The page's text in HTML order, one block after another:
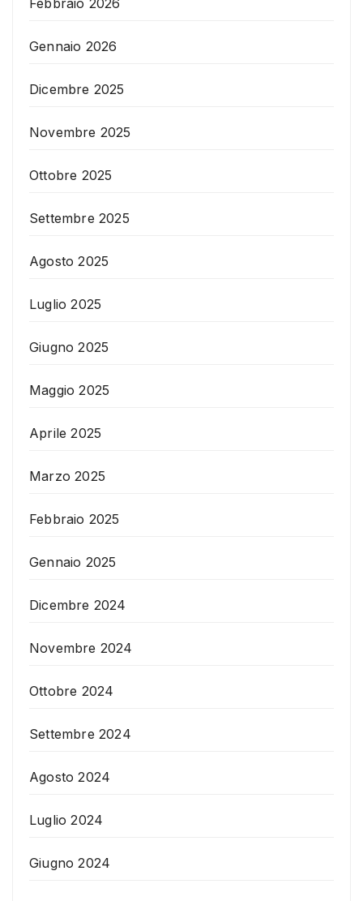
Febbraio 2026
Gennaio 2026
Dicembre 2025
Novembre 2025
Ottobre 2025
Settembre 2025
Agosto 2025
Luglio 2025
Giugno 2025
Maggio 2025
Aprile 2025
Marzo 2025
Febbraio 2025
Gennaio 2025
Dicembre 2024
Novembre 2024
Ottobre 2024
Settembre 2024
Agosto 2024
Luglio 2024
Giugno 2024